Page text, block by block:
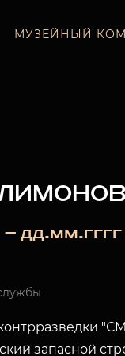
МУЗЕЙНЫЙ
— дд.мм.гггг
запасной